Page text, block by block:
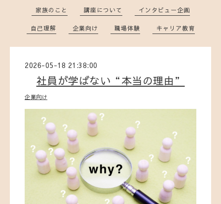
家族のこと 講座について インタビュー企画
自己理解 企業向け 職場体験 キャリア教育
2026-05-18 21:38:00
社員が学ばない“本当の理由”
企業向け